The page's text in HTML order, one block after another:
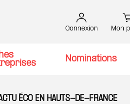
Connexion Mon
Nominations
ÉCO EN HAUTS-DE-FRANCE